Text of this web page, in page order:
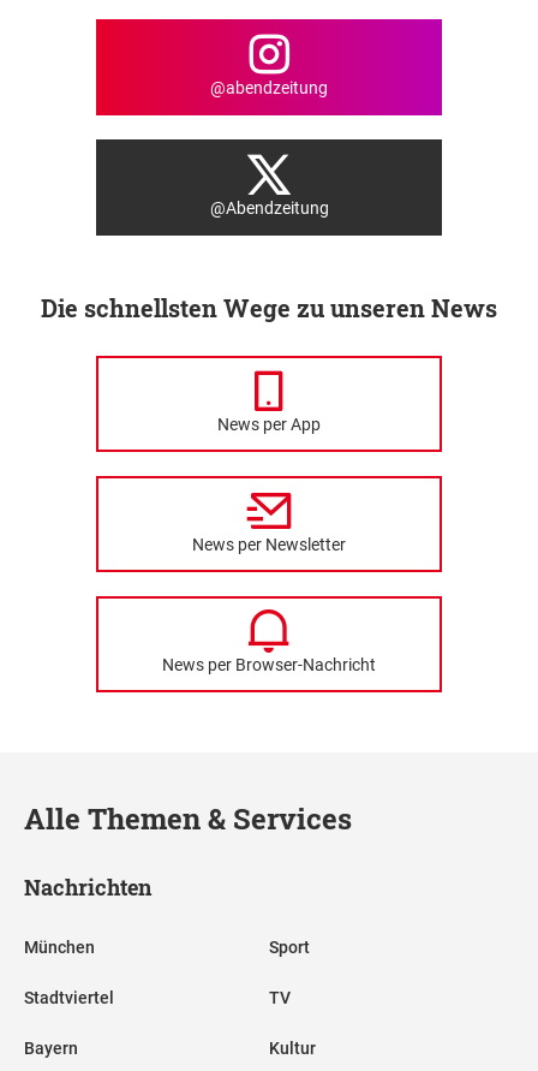
@abendzeitung
@Abendzeitung
Die schnellsten Wege zu unseren News
News per App
News per Newsletter
News per Browser-Nachricht
Alle Themen & Services
Nachrichten
München
Stadtviertel
Bayern
Sport
TV
Kultur